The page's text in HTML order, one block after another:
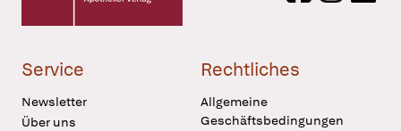
Service
Newsletter
Über uns
Rechtliches
Allgemeine
Geschäftsbedingungen